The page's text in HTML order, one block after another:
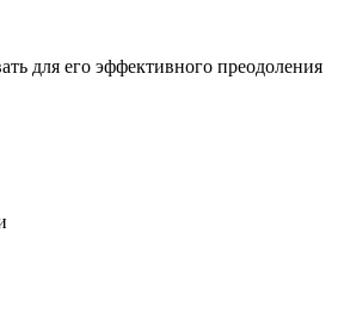
для его эффективного преодоления